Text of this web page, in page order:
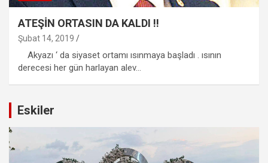
ATEŞİN ORTASIN DA KALDI !!
Şubat 14, 2019
Akyazı ‘ da siyaset ortamı ısınmaya başladı . ısının
derecesi her gün harlayan alev…
Eskiler